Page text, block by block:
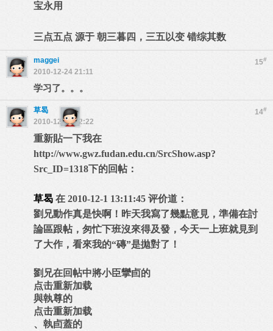
宝永用
三点五点 源于 朝三暮四，三五以变 错综其数
15#
maggei
2010-12-24 21:11
学习了。。。
14#
草曷
2010-12-19 22:22
重新貼一下我在
http://www.gwz.fudan.edu.cn/SrcShow.asp?
Src_ID=1318下的回帖：
草曷 在 2010-12-1 13:11:45 评价道 ：
劉兄動作真是快啊！昨天我寫了幾點意見，準備在討
論區跟帖，匆忙下班沒來得及發，今天一上班就見到
了大作，看來我的“磚”是拋對了！
劉兄在回帖中將小臣攣卣的
点击重新加载
與執尊的
点击重新加载
、執卣蓋的